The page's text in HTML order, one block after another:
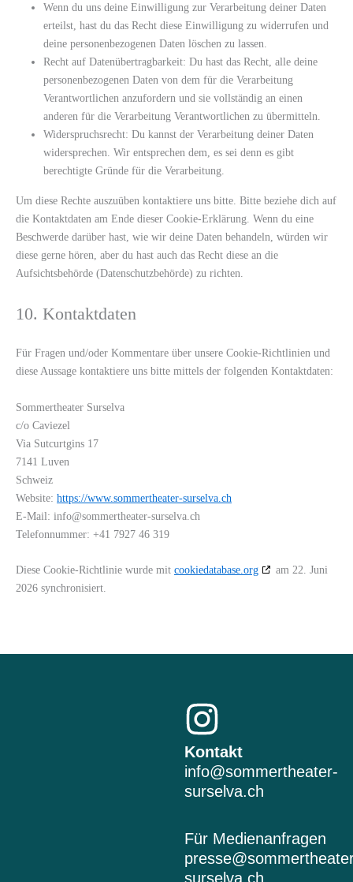
Wenn du uns deine Einwilligung zur Verarbeitung deiner Daten
erteilst, hast du das Recht diese Einwilligung zu widerrufen und
deine personenbezogenen Daten löschen zu lassen.
Recht auf Datenübertragbarkeit: Du hast das Recht, alle deine
personenbezogenen Daten von dem für die Verarbeitung
Verantwortlichen anzufordern und sie vollständig an einen
anderen für die Verarbeitung Verantwortlichen zu übermitteln.
Widerspruchsrecht: Du kannst der Verarbeitung deiner Daten
widersprechen. Wir entsprechen dem, es sei denn es gibt
berechtigte Gründe für die Verarbeitung.
Um diese Rechte auszuüben kontaktiere uns bitte. Bitte beziehe dich auf
die Kontaktdaten am Ende dieser Cookie-Erklärung. Wenn du eine
Beschwerde darüber hast, wie wir deine Daten behandeln, würden wir
diese gerne hören, aber du hast auch das Recht diese an die
Aufsichtsbehörde (Datenschutzbehörde) zu richten.
10. Kontaktdaten
Für Fragen und/oder Kommentare über unsere Cookie-Richtlinien und
diese Aussage kontaktiere uns bitte mittels der folgenden Kontaktdaten:
Sommertheater Surselva
c/o Caviezel
Via Sutcurtgins 17
7141 Luven
Schweiz
Website: https://www.sommertheater-surselva.ch
E-Mail: info@sommertheater-surselva.ch
Telefonnummer: +41 7927 46 319
Diese Cookie-Richtlinie wurde mit cookiedatabase.org
am 22. Juni
2026 synchronisiert.
I
n
s
t
a
Kontakt
info@sommertheater-
surselva.ch
Für Medienanfragen
surselva.ch